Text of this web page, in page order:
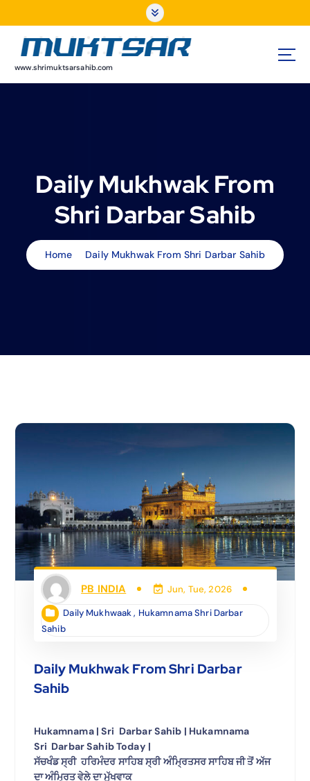
o
www.shrimuktsarsahib.com
Daily Mukhwak From
Shri Darbar Sahib
Home Daily Mukhwak From Shri Darbar Sahib
PB INDIA Jun, Tue, 2026
Daily Mukhwaak, Hukamnama Shri Darbar
Sahib
Daily Mukhwak From Shri Darbar
Sahib
Hukamnama | Sri Darbar Sahib | Hukamnama
Sri Darbar Sahib Today |
ਸੱਚਖੰਡ ਸ੍ਰੀ ਹਰਿਮੰਦਰ ਸਾਹਿਬ ਸ੍ਰੀ ਅੰਮ੍ਰਿਤਸਰ ਸਾਹਿਬ ਜੀ ਤੋਂ ਅੱਜ
ਦਾ ਅੰਮ੍ਰਿਤ ਵੇਲੇ ਦਾ ਮੁੱਖਵਾਕ